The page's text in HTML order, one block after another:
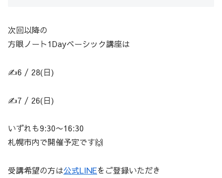
次回以降の
方眼ノート1Dayベーシック講座は
✍️6 / 28(日)
✍️7 / 26(日)
いずれも9:30〜16:30
札幌市内で開催予定です🙌
受講希望の方は公式LINEをご登録いただき